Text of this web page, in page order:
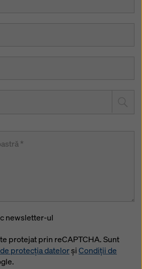
newsletter-ul
protejat prin reCAPTCHA. Sunt
protecția datelorșiCondiții de